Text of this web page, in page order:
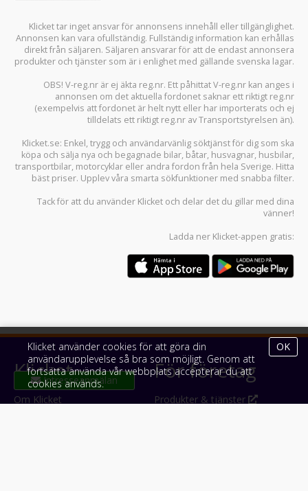
Klicket tar inget ansvar för annonsens innehåll eller tillgänglighet.
Annonsen kan vara ofullständig. Fullständig information kan erhållas
direkt från säljaren. Säljaren ansvarar för att de endast annonsera
produkter och tjänster som är i enlighet med gällande svenska lagar.
OBS! V-reg.nr är ej äkta reg.nr. Ett påhittat V-reg.nr kan anges i
annonsen om det aktuella fordonet saknar ett riktigt reg.nr
(exempelvis att fordonet är helt nytt eller har importerats och ej
tilldelats ett riktigt reg.nr av Transportstyrelsen än).
Klicket.se: Enkel, trygg och användarvänlig söktjänst för dig som ska
köpa och sälja nya och begagnade bilar, båtar, husvagnar, husbilar,
transportbilar, motorcyklar eller andra fordon från hela Sverige. Hitta
bäst priser. Upplev våra smarta sökfunktioner med snabba filter.
Tack för att du använder Klicket och delar det du gillar med dina
vänner!
Ladda ner Klicket-appen gratis:
Klicket
Om Klicket
För företag
Produkter & tjänster
Klicket använder cookies för att göra din
användarupplevelse så bra som möjligt. Genom att
fortsätta använda vår webbplats accepterar du att
cookies används.
OK